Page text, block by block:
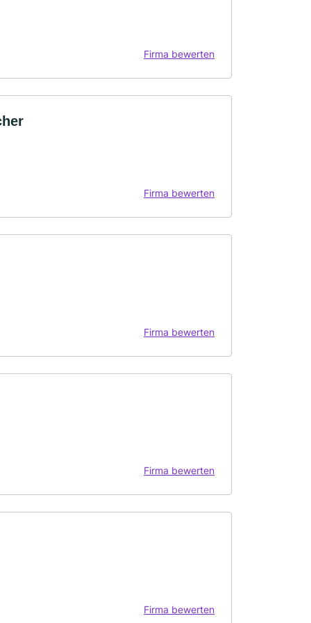
Firma bewerten
Firma bewerten
Firma bewerten
Firma bewerten
Firma bewerten